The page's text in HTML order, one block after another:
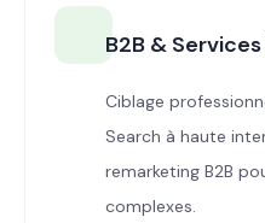
B2B &
Ciblage
Search à haute
remarketing B2B
complexes.